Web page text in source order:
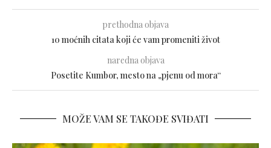
prethodna objava
10 moćnih citata koji će vam promeniti život
naredna objava
Posetite Kumbor, mesto na „pjenu od mora“
MOŽE VAM SE TAKOĐE SVIĐATI